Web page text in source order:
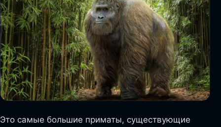
Это самые большие приматы, существующие